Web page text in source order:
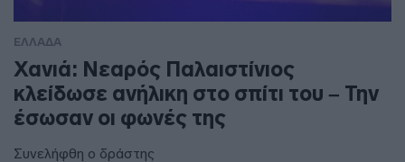
ΕΛΛΑΔΑ
Χανιά: Νεαρός Παλαιστίνιος
κλείδωσε ανήλικη στο σπίτι του – Την
έσωσαν οι φωνές της
Συνελήφθη ο δράστης